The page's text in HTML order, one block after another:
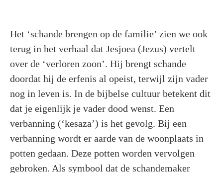
Het ‘schande brengen op de familie’ zien we ook
terug in het verhaal dat Jesjoea (Jezus) vertelt
over de ‘verloren zoon’. Hij brengt schande
doordat hij de erfenis al opeist, terwijl zijn vader
nog in leven is. In de bijbelse cultuur betekent dit
dat je eigenlijk je vader dood wenst. Een
verbanning (‘kesaza’) is het gevolg. Bij een
verbanning wordt er aarde van de woonplaats in
potten gedaan. Deze potten worden vervolgen
gebroken. Als symbool dat de schandemaker